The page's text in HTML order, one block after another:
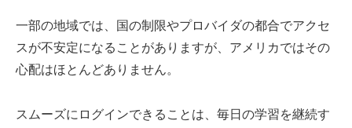
一部の地域では、国の制限やプロバイダの都合でアクセ
スが不安定になることがありますが、アメリカではその
心配はほとんどありません。
スムーズにログインできることは、毎日の学習を継続す